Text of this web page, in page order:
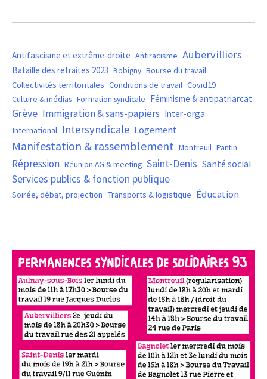
Antifascisme et extrême-droite Antiracisme Aubervilliers
Bataille des retraites 2023 Bobigny Bourse du travail
Collectivités territoritales Conditions de travail Covid19
Culture & médias Formation syndicale Féminisme & antipatriarcat
Grève Immigration & sans-papiers Inter-orga
International Intersyndicale Logement
Manifestation & rassemblement Montreuil Pantin
Répression Réunion AG & meeting Saint-Denis Santé social
Services publics & fonction publique
Soirée, débat, projection Transports & logistique Éducation